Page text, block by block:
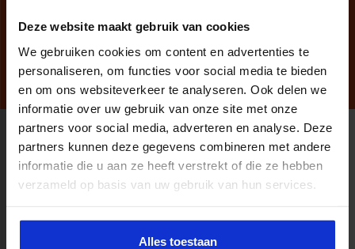
Deze website maakt gebruik van cookies
We gebruiken cookies om content en advertenties te
personaliseren, om functies voor social media te bieden
en om ons websiteverkeer te analyseren. Ook delen we
informatie over uw gebruik van onze site met onze
partners voor social media, adverteren en analyse. Deze
partners kunnen deze gegevens combineren met andere
informatie die u aan ze heeft verstrekt of die ze hebben
verzameld op basis van uw gebruik van hun services.
Alles toestaan
040 - 2 972 780 TONNIE.VAN.ZANTEN@SBO.NL
Productaanbod